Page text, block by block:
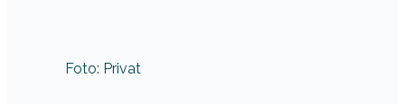
Foto: Privat